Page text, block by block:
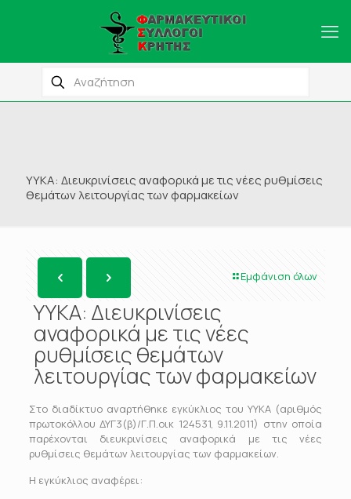
ΥΥΚΑ: Διευκρινίσεις αναφορικά με τις νέες ρυθμίσεις
θεμάτων λειτουργίας των φαρμακείων
Εμφάνιση όλων
ΥΥΚΑ: Διευκρινίσεις
αναφορικά με τις νέες
ρυθμίσεις θεμάτων
λειτουργίας των φαρμακείων
Στο διαδίκτυο αναρτήθηκε εγκύκλιος του ΥΥΚΑ (αριθμός
πρωτοκόλλου ΔΥΓ3(β)/Γ.Π.οικ 124531, 9.11.2011) στην οποία
παρέχονται διευκρινίσεις αναφορικά με τις νέες
ρυθμίσεις θεμάτων λειτουργίας των φαρμακείων.
Η εγκύκλιος αναφέρει: